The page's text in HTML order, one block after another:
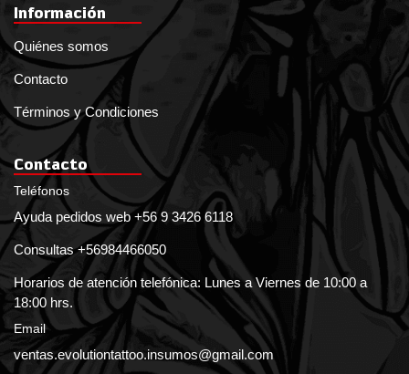
Información
Quiénes somos
Contacto
Términos y Condiciones
Contacto
Teléfonos
Ayuda pedidos web +56 9 3426 6118
Consultas +56984466050
Horarios de atención telefónica: Lunes a Viernes de 10:00 a
18:00 hrs.
Email
ventas.evolutiontattoo.insumos@gmail.com